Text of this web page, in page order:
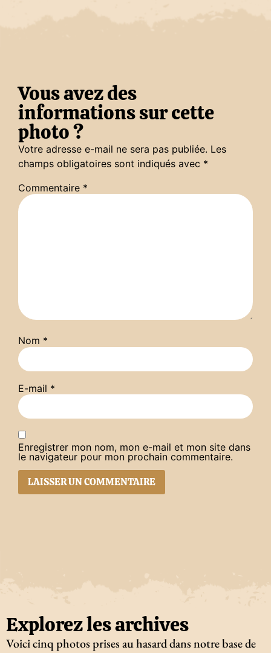
Vous avez des
informations sur cette
photo ?
Votre adresse e-mail ne sera pas publiée. Les
champs obligatoires sont indiqués avec *
Commentaire *
Nom *
E-mail *
Enregistrer mon nom, mon e-mail et mon site dans
le navigateur pour mon prochain commentaire.
Explorez les archives
Voici cinq photos prises au hasard dans notre base de